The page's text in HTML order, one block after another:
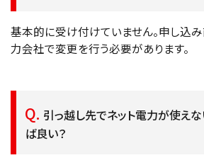
基本的に受け付けていません。申し込
力会社で変更を行う必要があります。
引っ越し先でネット電力が使え
ば良い？